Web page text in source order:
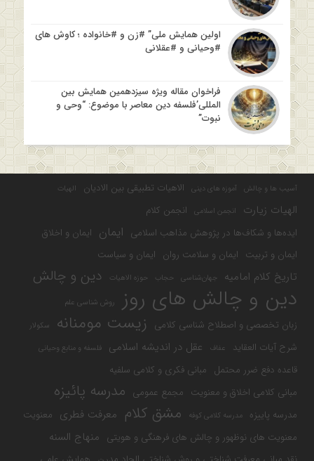
اولین همایش ملی” #زن و #خانواده ؛ کاوش های
#وحیانی و #عقلانی
فراخوان مقاله ویژه سیزدهمین همایش بین
المللی’فلسفه دین معاصر با موضوع: “وحی و
نبوت”
آسیب ها و چالش آموزه های دینی الاهیات تطبیقی بین الادیان الهیات
الهیات زیارت انجمن اسلامی
انجمن کلام
ایده‌ها و شکاف‌ها در پژوهش مذاهب اسلامی ایمان ایمان و اخلاق
ایمان و تربیت ایمان و سلامت روان ایمان و سیاست
تاریخ کلام امامیه جهان‌شناسی حجاب حوزه الاهیات دین و چالش
دین و چالش های روز روش شناسی علم
زبان تخصصی و اصطلاح شناسی کلامی زیست مومنانه سکولار
شرح آیات العقاید عفاف عقل در اندیشه اسلامی فلسفه و منابع وحیانی
قاعده دفع ضرر محتمل مبانی فکری و کلامی سلفیه
مبانی کلامی اخلاق و معنویت مجمع عمومی مدرسه پائیزه
مدرسه پاییزه مدرسه کلامی کوفه مشق کلام معرفت فطری معنویت
معنویت های نوظهور و چالش های فرهنگی و هویتی منهاج السنه